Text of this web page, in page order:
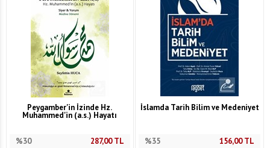
Peygamber'in İzinde Hz.
Muhammed'in (a.s.) Hayatı
%30 287,00TL
İslamda Tarih Bilim ve Medeniyet
%35 156,00TL